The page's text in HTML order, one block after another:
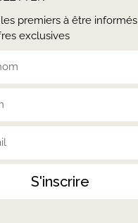
premiers à être informés
exclusives
S'inscrire